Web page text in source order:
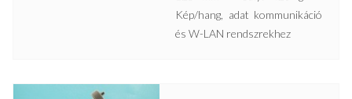
Kép/hang, adat kommunikáció
és W-LAN rendszrekhez